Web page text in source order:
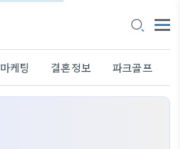
마케팅 결혼정보 파크골프